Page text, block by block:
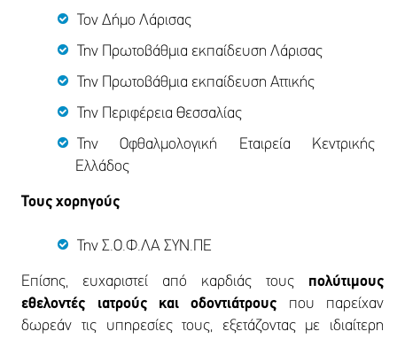
Τον Δήμο Λάρισας
Την Πρωτοβάθμια εκπαίδευση Λάρισας
Την Πρωτοβάθμια εκπαίδευση Αττικής
Την Περιφέρεια Θεσσαλίας
Την Οφθαλμολογική Εταιρεία Κεντρικής
Ελλάδος
Τους χορηγούς
Την Σ.Ο.Φ.ΛΑ ΣΥΝ.ΠΕ
Επίσης, ευχαριστεί από καρδιάς τους πολύτιμους
εθελοντές ιατρούς και οδοντιάτρους που παρείχαν
δωρεάν τις υπηρεσίες τους, εξετάζοντας με ιδιαίτερη